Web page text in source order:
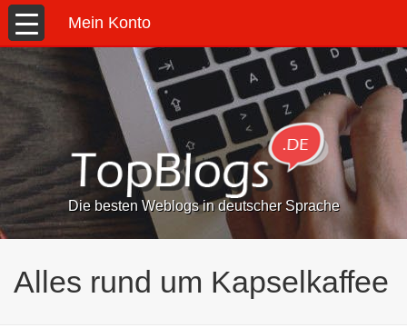
Mein Konto
Die besten Weblogs in deutscher Sprache
Alles rund um Kapselkaffee